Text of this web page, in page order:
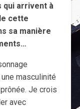
qui arrivent à
cette
sa manière
masculinité
Je crois
avec